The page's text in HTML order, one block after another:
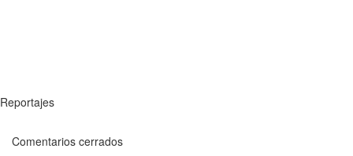
Reportajes
Comentarios cerrados